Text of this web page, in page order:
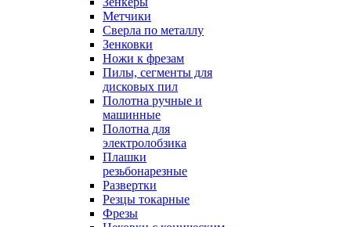
Метчики
Сверла по металлу
Зенковки
Ножи к фрезам
Пилы, сегменты для
дисковых пил
Полотна ручные и
машинные
Полотна для
электролобзика
Плашки
резьбонарезные
Развертки
Резцы токарные
Фрезы